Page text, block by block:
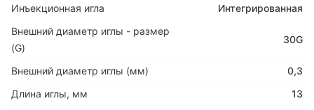
Инъекционная игла
Интегрированная
Внешний диаметр иглы - размер
(G)
30G
Внешний диаметр иглы (мм)
0,3
Длина иглы, мм
13